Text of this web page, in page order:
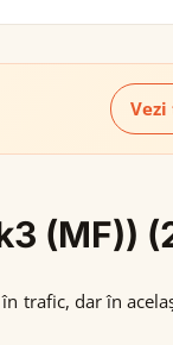
(MF))
trafic, dar în